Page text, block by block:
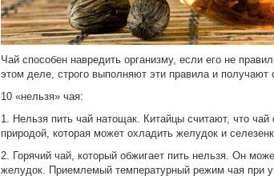
Чай способен навредить организму, если его не
этом деле, строго выполняют эти правила и получают
10 «нельзя» чая:
1. Нельзя пить чай натощак. Китайцы считают, что чай
природой, которая может охладить желудок и
2. Горячий чай, который обжигает пить нельзя. Он
желудок. Приемлемый температурный режим чая при